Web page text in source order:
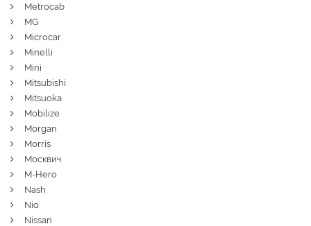
Metrocab
MG
Microcar
Minelli
Mini
Mitsubishi
Mitsuoka
Mobilize
Morgan
Morris
Москвич
M-Hero
Nash
Nio
Nissan